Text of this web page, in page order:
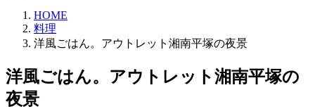
HOME
料理
洋風ごはん。アウトレット湘南平塚の夜景
洋風ごはん。アウトレット湘南平塚の
夜景